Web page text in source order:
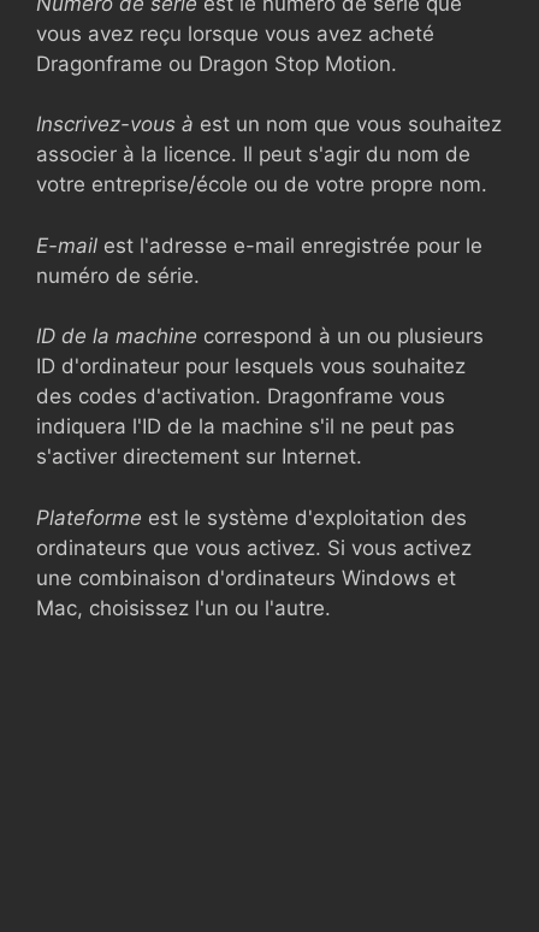
vous avez reçu lorsque vous avez acheté
Dragonframe ou Dragon Stop Motion.
Inscrivez-vous à est un nom que vous souhaitez
associer à la licence. Il peut s'agir du nom de
votre entreprise/école ou de votre propre nom.
E-mail est l'adresse e-mail enregistrée pour le
numéro de série.
ID de la machine correspond à un ou plusieurs
ID d'ordinateur pour lesquels vous souhaitez
des codes d'activation. Dragonframe vous
indiquera l'ID de la machine s'il ne peut pas
s'activer directement sur Internet.
Plateforme est le système d'exploitation des
ordinateurs que vous activez. Si vous activez
une combinaison d'ordinateurs Windows et
Mac, choisissez l'un ou l'autre.